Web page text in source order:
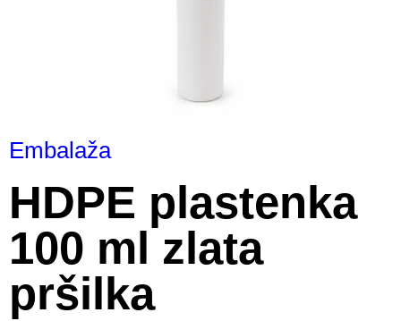
Embalaža
HDPE plastenka
100 ml zlata
pršilka